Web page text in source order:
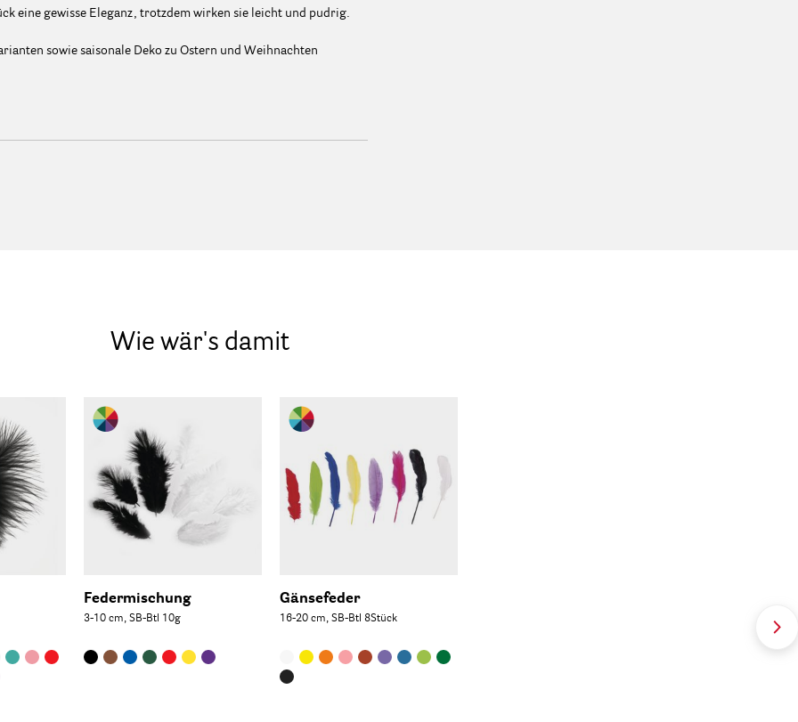
eine gewisse Eleganz, trotzdem wirken sie leicht und pudrig.
sowie saisonale Deko zu Ostern und Weihnachten
Wie wär's damit
Federmischung
3-10 cm, SB-Btl 10g
Gänsefeder
16-20 cm, SB-Btl 8Stück